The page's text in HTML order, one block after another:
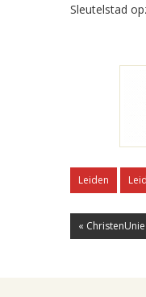
Sleutelstad
Leiden
«